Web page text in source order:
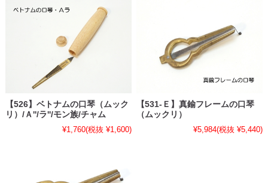
【526】ベトナムの口琴（ムック
リ）/Ａ''/ラ''/モン族/チャム
¥1,760(税抜 ¥1,600)
【531-Ｅ】真鍮フレームの口琴
（ムックリ）
¥5,984(税抜 ¥5,440)